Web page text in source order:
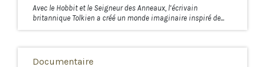
Avec le Hobbit et le Seigneur des Anneaux, l’écrivain
britannique Tolkien a créé un monde imaginaire inspiré de...
Documentaire